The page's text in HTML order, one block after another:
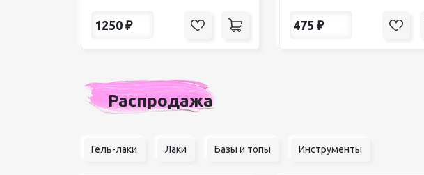
1250 ₽ 475 ₽
Распродажа
Гель-лаки Лаки Базы и топы Инструменты